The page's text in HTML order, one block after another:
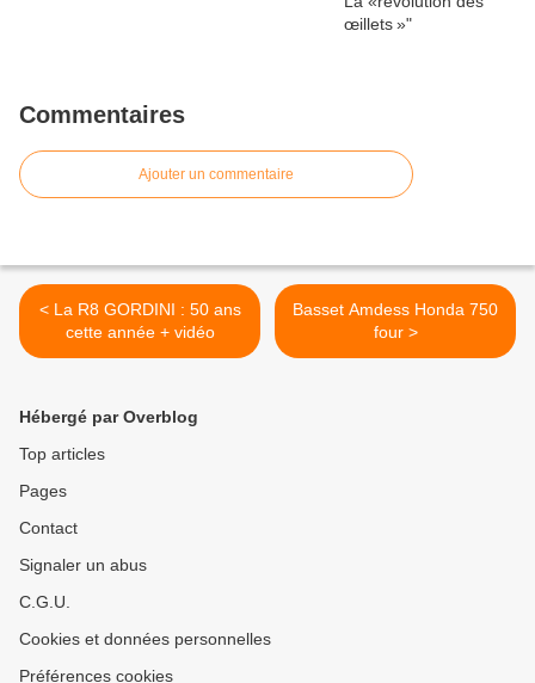
Commentaires
Ajouter un commentaire
< La R8 GORDINI : 50 ans
cette année + vidéo
Basset Amdess Honda 750
four >
Hébergé par Overblog
Top articles
Pages
Contact
Signaler un abus
C.G.U.
Cookies et données personnelles
Préférences cookies